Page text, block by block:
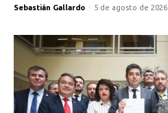
Sebastián Gallardo - 5 de agosto de 2026